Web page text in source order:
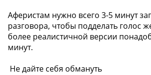
Аферистам нужно всего 3-5 минут
разговора, чтобы подделать голос
более реалистичной версии
минут.
️ Не дайте себя обмануть